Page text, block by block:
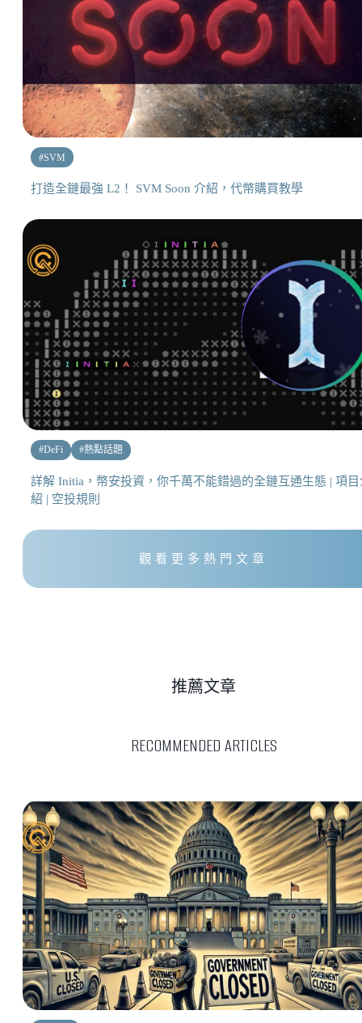
#SVM
打造全鏈最強 L2！ SVM Soon 介紹，代幣購買教學
#DeFi #熱點話題
詳解 Initia，幣安投資，你千萬不能錯過的全鏈互通生態 | 項目
紹 | 空投規則
觀看更多熱門文章
RECOMMENDED ARTICLES
推薦文章